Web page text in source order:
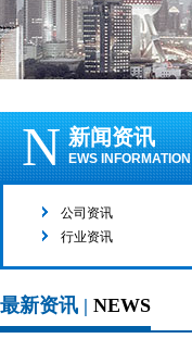
N 新闻资讯
EWS INFORMATION
公司资讯
行业资讯
最新资讯 | NEWS